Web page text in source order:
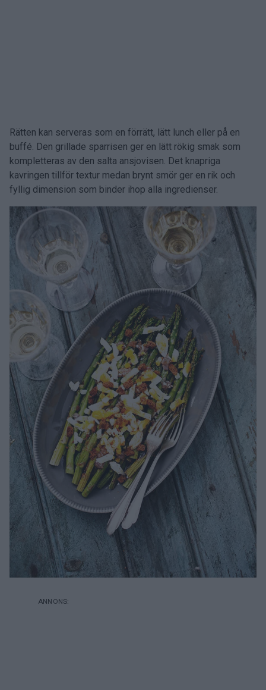
Rätten kan serveras som en förrätt, lätt lunch eller på en
buffé. Den grillade sparrisen ger en lätt rökig smak som
kompletteras av den salta ansjovisen. Det knapriga
kavringen tillför textur medan brynt smör ger en rik och
fyllig dimension som binder ihop alla ingredienser.